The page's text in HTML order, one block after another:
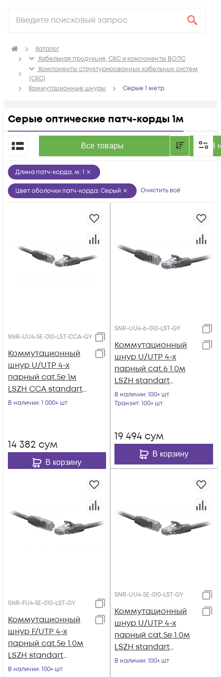
Каталог
Кабельная продукция, СКС и компоненты ВОЛС
Компоненты структурированных кабельных систем
(СКС)
Коммутационные шнуры
Серые 1 метр
Серые оптические патч-корды 1м
Все товары В
По популярности
Длина патч-корда, м: 1
Цвет оболочки патч-корда: Серый Очистить всё
SNR-UU4-5E-010-LST-CCA-GY
Коммутационный
шнур U/UTP 4-х
парный cat.5e 1м
LSZH CCA standart
серый
В наличии: 1 000+ шт
14 382 сум
В корзину
SNR-UU4-6-010-LST-GY
Коммутационный
шнур U/UTP 4-х
парный cat.6 1.0м
LSZH standart
серый
В наличии: 100+ шт
Транзит: 100+ шт
19 494 сум
В корзину
SNR-FU4-5E-010-LST-GY
Коммутационный
шнур F/UTP 4-х
парный cat.5e 1.0м
LSZH standart
серый
В наличии: 100+ шт
SNR-UU4-5E-010-LST-GY
Коммутационный
шнур U/UTP 4-х
парный cat.5e 1.0м
LSZH standart
серый
В наличии: 100+ шт